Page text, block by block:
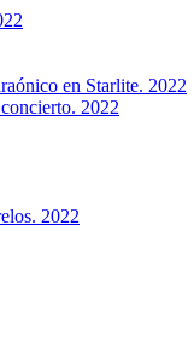
en Starlite. 2022
2022
2022